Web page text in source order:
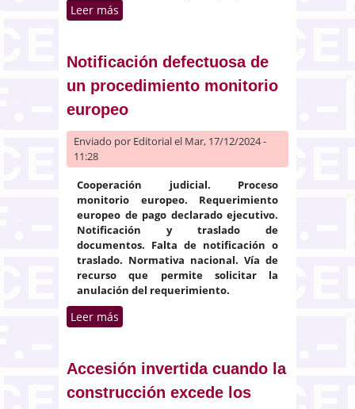
Leer más
préstamo hipotecario
Notificación defectuosa de
un procedimiento monitorio
europeo
Enviado por Editorialel Mar, 17/12/2024 -
11:28
Cooperación judicial. Proceso
monitorio europeo. Requerimiento
europeo de pago declarado ejecutivo.
Notificación y traslado de
documentos. Falta de notificación o
traslado. Normativa nacional. Vía de
recurso que permite solicitar la
anulación del requerimiento.
Leer más
Accesión invertida cuando la
construcción excede los